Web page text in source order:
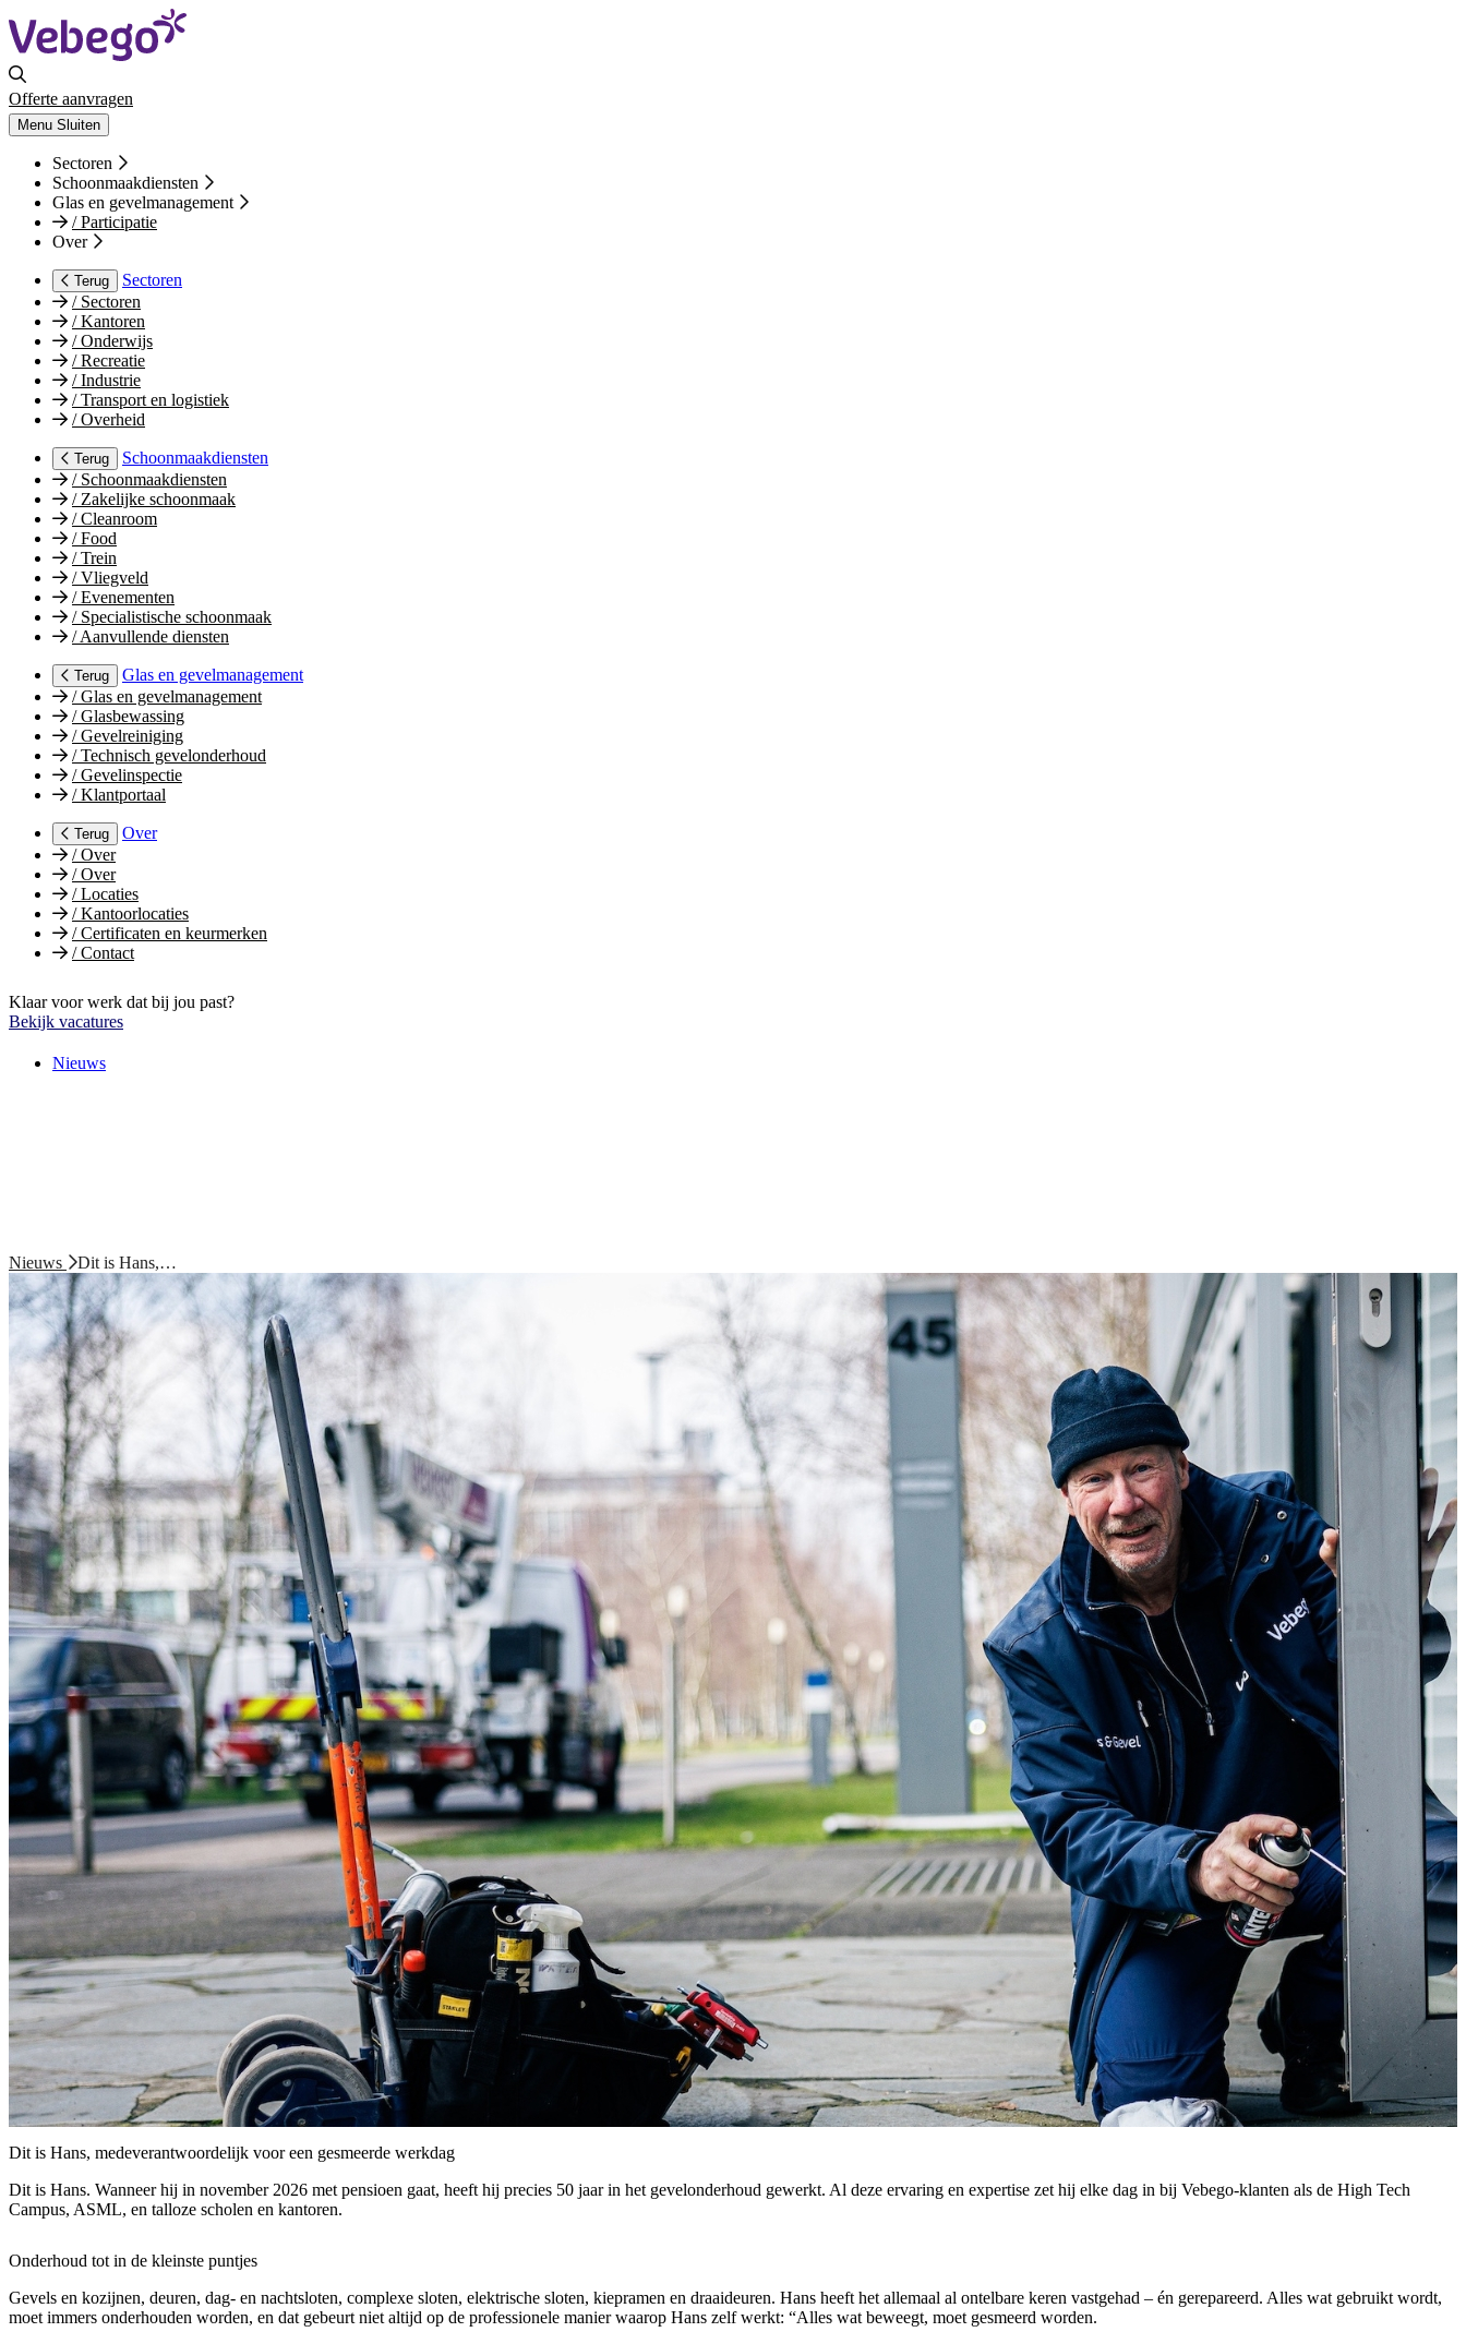
Offerte aanvragen
Menu Sluiten
Sectoren
Schoonmaakdiensten
Glas en gevelmanagement
/Participatie
Over
Terug
Sectoren
/Sectoren
/Kantoren
/Onderwijs
/Recreatie
/Industrie
/Transport en logistiek
/Overheid
Terug
Schoonmaakdiensten
/Schoonmaakdiensten
/Zakelijke schoonmaak
/Cleanroom
/Food
/Trein
/Vliegveld
/Evenementen
/Specialistische schoonmaak
/Aanvullende diensten
Terug
Glas en gevelmanagement
/Glas en gevelmanagement
/Glasbewassing
/Gevelreiniging
/Technisch gevelonderhoud
/Gevelinspectie
/Klantportaal
Terug
Over
/Over
/Over
/Locaties
/Kantoorlocaties
/Certificaten en keurmerken
/Contact
Klaar voor werk dat bij jou past?
Bekijk vacatures
Nieuws
Nieuws Dit is Hans,…
Dit is Hans, medeverantwoordelijk voor een gesmeerde werkdag
Dit is Hans. Wanneer hij in november 2026 met pensioen gaat, heeft hij precies 50 jaar in het gevelonderhoud gewerkt. Al deze ervaring en expertise zet hij elke dag in bij Vebego-klanten als de High Tech
Campus, ASML, en talloze scholen en kantoren.
Onderhoud tot in de kleinste puntjes
Gevels en kozijnen, deuren, dag- en nachtsloten, complexe sloten, elektrische sloten, kiepramen en draaideuren. Hans heeft het allemaal al ontelbare keren vastgehad – én gerepareerd. Alles wat gebruikt wordt,
moet immers onderhouden worden, en dat gebeurt niet altijd op de professionele manier waarop Hans zelf werkt: “Alles wat beweegt, moet gesmeerd worden.